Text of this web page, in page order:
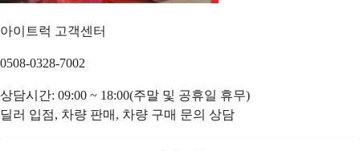
아이트럭 고객센터
0508-0328-7002
상담시간: 09:00 ~ 18:00(주말 및 공휴일 휴무)
딜러 입점, 차량 판매, 차량 구매 문의 상담